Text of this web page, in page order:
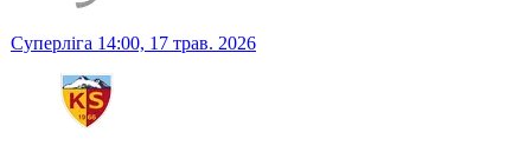
Суперліга 14:00, 17 трав. 2026